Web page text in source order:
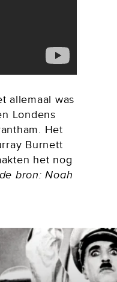
allemaal was
Londens
Het
Burnett
het nog
bron: Noah